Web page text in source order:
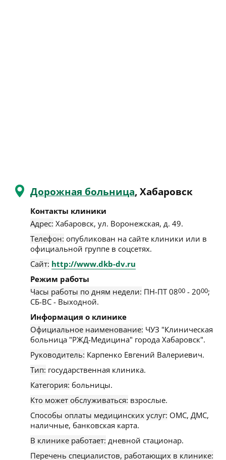
Дорожная больница, Хабаровск
Контакты клиники
Адрес: Хабаровск, ул. Воронежская, д. 49.
Телефон: опубликован на сайте клиники или в
официальной группе в соцсетях.
Сайт: http://www.dkb-dv.ru
Режим работы
Часы работы по дням недели: ПН-ПТ 0800 - 2000;
СБ-ВС - Выходной.
Информация о клинике
Официальное наименование: ЧУЗ "Клиническая
больница "РЖД-Медицина" города Хабаровск".
Руководитель: Карпенко Евгений Валериевич.
Тип: государственная клиника.
Категория: больницы.
Кто может обслуживаться: взрослые.
Способы оплаты медицинских услуг: ОМС, ДМС,
наличные, банковская карта.
В клинике работает: дневной стационар.
Перечень специалистов, работающих в клинике: